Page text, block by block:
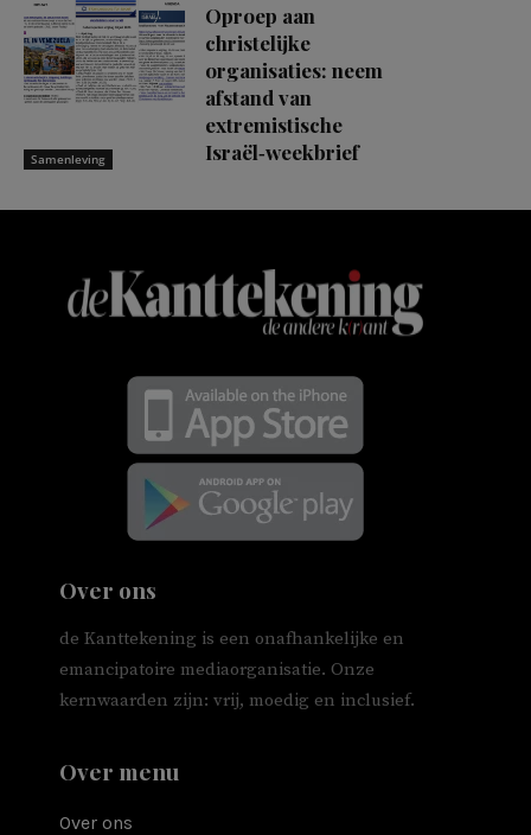
Samenleving
Oproep aan
christelijke
organisaties: neem
afstand van
extremistische
Israël‑weekbrief
Over ons
de Kanttekening is een onafhankelijke en
emancipatoire mediaorganisatie. Onze
kernwaarden zijn: vrij, moedig en inclusief.
Over menu
Over ons